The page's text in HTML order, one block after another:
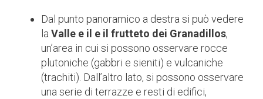
Dal punto panoramico a destra si può vedere
la Valle e il e il frutteto dei Granadillos,
un’area in cui si possono osservare rocce
plutoniche (gabbri e sieniti) e vulcaniche
(trachiti). Dall’altro lato, si possono osservare
una serie di terrazze e resti di edifici,